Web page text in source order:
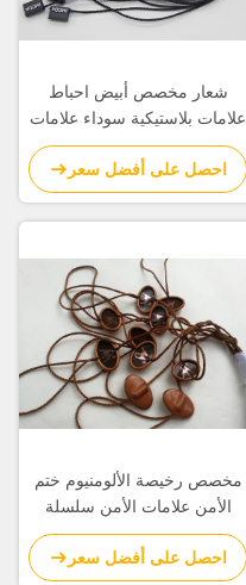
شعار مخصص أبيض احباط
علامات بلاستيكية سوداء علامات
Hangtags البلاستيكية الصغيرة
سلسلة نهاية واحدة
احصل على أفضل سعر
مخصص رخيصة الألومنيوم ختم
الأمن علامات الأمن سلسلة
مطبوعة شعار بالجملة
احصل على أفضل سعر